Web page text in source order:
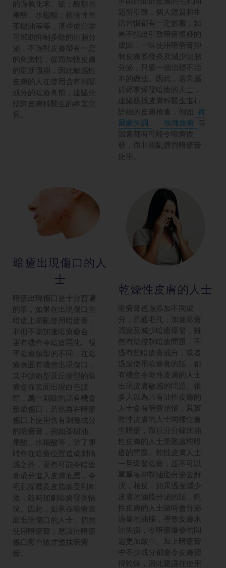
的過氧化苯、硫；酸類的
果酸、水楊酸；植物性的
茶樹油等等，這些成分雖
可幫助抑制多餘的油脂分
泌，不過對皮膚帶有一定
的刺激性，從而加快皮膚
的更新週期，因此敏感性
皮膚的人在使用含有相關
成分的暗瘡膏前，建議先
諮詢皮膚科醫生的專業意
見。
題所引致，個人體質和生
活習慣都有一定影響，如
果不找出引致暗瘡復發的
成因，一味使用暗瘡膏抑
制皮膚腺發炎及減少油脂
分泌，只要一個治標不治
本的做法。因此，若果屬
於經常爆發暗瘡的人士，
建議應找皮膚科醫生進行
詳細的皮膚檢查，例如
荷
爾蒙失調
玫瑰痤瘡
等
因素都有可能令暗瘡復
發，而非胡亂購買暗瘡膏
使用。
暗瘡出現傷口的人
士
暗瘡出現傷口是十分普遍
的事，如果在出現傷口的
暗瘡上胡亂使用暗瘡膏，
非但不能加速暗瘡癒合，
更有機會令暗瘡惡化。視
乎暗瘡類型的不同，在暗
瘡表面有機會出現傷口，
其中膿疱型及丘疹型的暗
瘡會在表面出現白色膿
頭，萬一刺破的話有機會
形成傷口，若然再在暗瘡
傷口上使用含有刺激成分
的暗瘡膏，例如茶樹油、
果酸、水楊酸等，除了即
時會在暗瘡位置造成刺痛
感之外，更有可能令暗瘡
膏成分進入皮膚底層，令
毛孔深層及皮脂腺受到刺
激，隨時加劇暗瘡發炎情
況。因此，如果在暗瘡表
面出現傷口的人士，切勿
使用暗瘡膏，應該待暗瘡
傷口癒合後才塗抹暗瘡
膏。
乾燥性皮膚的人士
暗瘡膏透過添加不同成
分，疏通毛孔，加速暗瘡
凋謝及減少暗瘡爆發，雖
然有助控制暗瘡問題，不
過有些暗瘡膏成分，或者
過度使用暗瘡膏的話，都
有機會令乾性皮膚的人士
出現皮膚敏感的問題。很
多人以為只有油性皮膚的
人士會有暗瘡煩惱，其實
乾性皮膚的人士同樣也會
生暗瘡，而且分分鐘比油
性皮膚的人士更難處理暗
瘡的問題。乾性皮膚人士
一旦爆發暗瘡，並不可以
單單靠抑制油脂分泌去解
決，相反，如果過度減少
皮膚的油脂分泌的話，乾
性皮膚的人士隨時會分泌
過量的油脂，導致皮膚水
油失衡，令暗瘡爆發的問
題更加嚴重。加上暗瘡膏
中不少成分都會令皮膚變
得乾燥，因此建議在使用